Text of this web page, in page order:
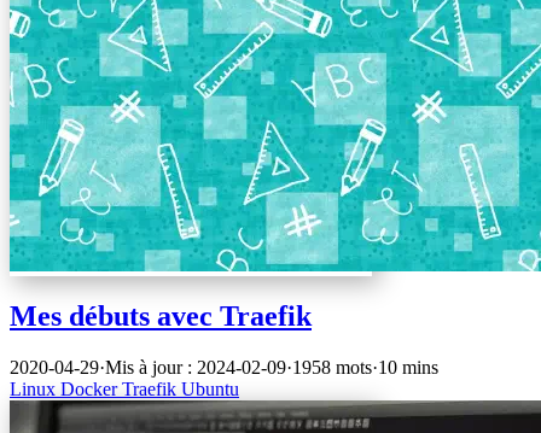
Mes débuts avec Traefik
2020-04-29·Mis à jour : 2024-02-09·1958 mots·10 mins
Linux DockerTraefik Ubuntu